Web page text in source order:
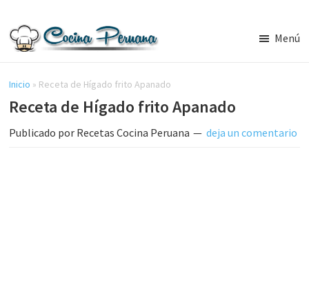
contenido
lateral
principal
Cocina
Peruana,
Recetas
de
Comida
Menú
Inicio » Receta de Hígado frito Apanado
Receta de Hígado frito Apanado
Publicado por Recetas Cocina Peruana deja un comentario